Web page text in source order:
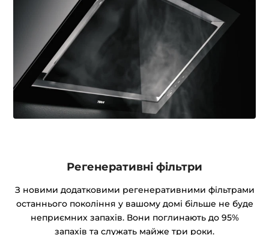
Регенеративні фільтри
З новими додатковими регенеративними фільтрами
останнього покоління у вашому домі більше не буде
неприємних запахів. Вони поглинають до 95%
запахів та служать майже три роки.